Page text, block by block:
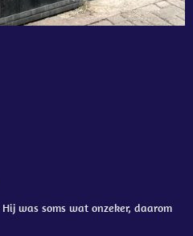
was soms wat onzeker, daarom